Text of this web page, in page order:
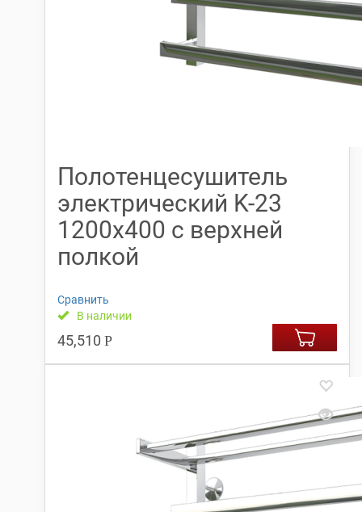
Полотенцесушитель
электрический K-23
1200х400 с верхней
полкой
Сравнить
В наличии
45,510 Р